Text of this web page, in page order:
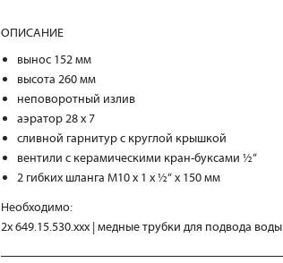
ОПИСАНИЕ
вынос 152 мм
высота 260 мм
неповоротный излив
аэратор 28 x 7
сливной гарнитур с круглой крышкой
вентили с керамическими кран-буксами ½“
2 гибких шланга M10 x 1 x ½“ x 150 мм
Необходимо:
2x 649.15.530.xxx | медные трубки для подвода воды